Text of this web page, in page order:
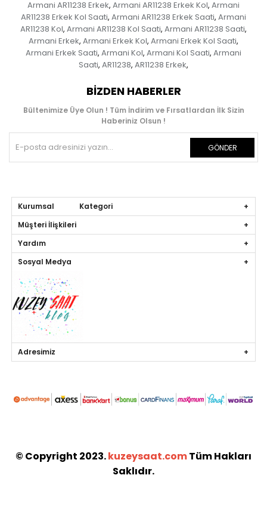
Armani AR11238 Erkek, Armani AR11238 Erkek Kol, Armani
AR11238 Erkek Kol Saati, Armani AR11238 Erkek Saati, Armani
AR11238 Kol, Armani AR11238 Kol Saati, Armani AR11238 Saati,
Armani Erkek, Armani Erkek Kol, Armani Erkek Kol Saati,
Armani Erkek Saati, Armani Kol, Armani Kol Saati, Armani
Saati, AR11238, AR11238 Erkek,
BIZDEN HABERLER
Bültenimize Üye Olun ! Tüm İndirim ve Fırsatlardan İlk Sizin
Haberiniz Olsun !
GÖNDER
Kurumsal Kategori
Müşteri İlişkileri
Yardım
Sosyal Medya
Adresimiz
© Copyright 2023.kuzeysaat.comTüm Hakları
Saklıdır.